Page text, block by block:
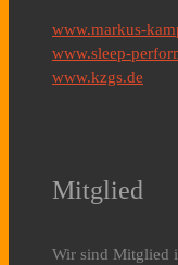
www.markus-
www.sleep-
www.kzgs.de
Mitglied
Wir sind Mitglied